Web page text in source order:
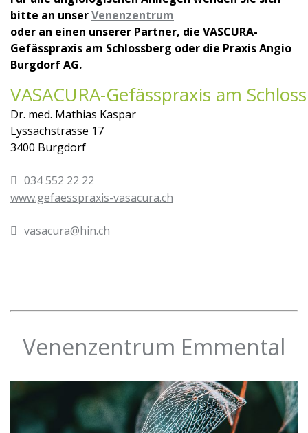
bitte an unserVenenzentrum
oder an einen unserer Partner, die VASCURA-
Gefässpraxis am Schlossberg oder die Praxis Angio
Burgdorf AG.
VASACURA-Gefässpraxis am
Dr. med. Mathias Kaspar
Lyssachstrasse 17
3400 Burgdorf
034 552 22 22
www.gefaesspraxis-vasacura.ch
vasacura@hin.ch
Venenzentrum Emmental